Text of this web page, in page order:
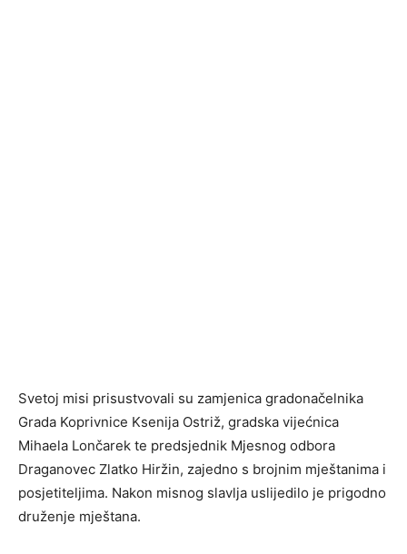
Svetoj misi prisustvovali su zamjenica gradonačelnika
Grada Koprivnice Ksenija Ostriž, gradska vijećnica
Mihaela Lončarek te predsjednik Mjesnog odbora
Draganovec Zlatko Hiržin, zajedno s brojnim mještanima i
posjetiteljima. Nakon misnog slavlja uslijedilo je prigodno
druženje mještana.